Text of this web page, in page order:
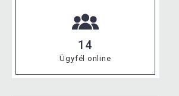
14
Ügyfél online